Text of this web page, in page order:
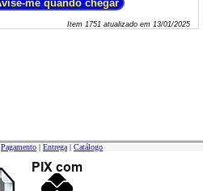
Item 1751atualizado em 13/01/2025
Pagamento | Entrega | Catálogo